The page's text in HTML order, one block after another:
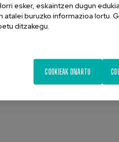
esker, eskaintzen dugun
buruzko informazioa lortu.
ditzakegu.
COOKIEAK ONARTU